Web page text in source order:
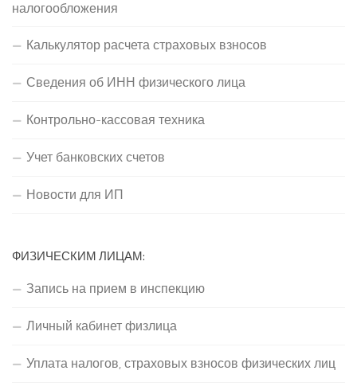
налогообложения
Калькулятор расчета страховых взносов
Сведения об ИНН физического лица
Контрольно-кассовая техника
Учет банковских счетов
Новости для ИП
ФИЗИЧЕСКИМ ЛИЦАМ:
Запись на прием в инспекцию
Личный кабинет физлица
Уплата налогов, страховых взносов физических лиц